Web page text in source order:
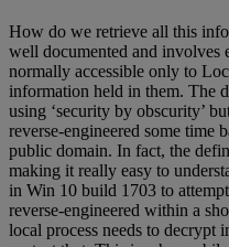
How do we retrieve all this
well documented and involves
normally accessible only to
information held in them. The
using ‘security by obscurity’
reverse-engineered some time
public domain. In fact, the
making it really easy to
in Win 10 build 1703 to
reverse-engineered within a
local process needs to decrypt